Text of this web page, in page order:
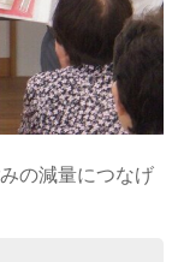
の減量につなげ